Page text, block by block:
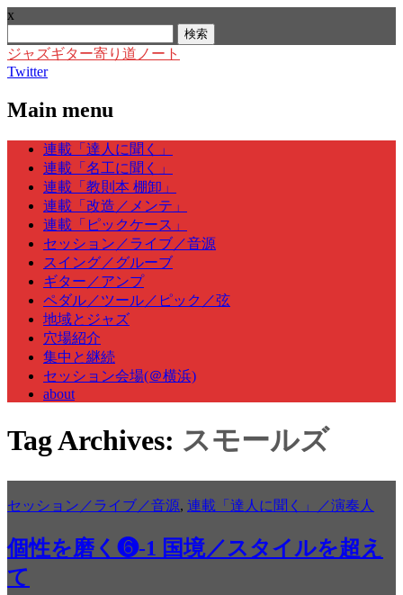
x
索:
ジャズギター寄り道ノート
Twitter
Main menu
Skip
content
連載「達人に聞く」
連載「名工に聞く」
連載「教則本 棚卸」
連載「改造／メンテ」
連載「ピックケース」
セッション／ライブ／音源
スイング／グルーブ
ギター／アンプ
ペダル／ツール／ピック／弦
地域とジャズ
穴場紹介
集中と継続
セッション会場(＠横浜)
about
Tag Archives: スモールズ
セッション／ライブ／音源, 連載「達人に聞く」／演奏人
個性を磨く❻-1 国境／スタイルを超え
て